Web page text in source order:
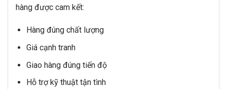
hàng được cam kết:
Hàng đúng chất lượng
Giá cạnh tranh
Giao hàng đúng tiến độ
Hỗ trợ kỹ thuật tận tình